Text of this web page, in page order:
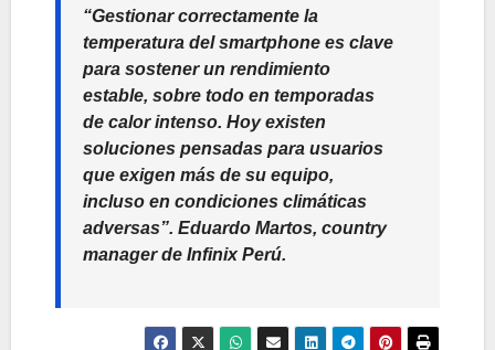
“Gestionar correctamente la
temperatura del smartphone es clave
para sostener un rendimiento
estable, sobre todo en temporadas
de calor intenso. Hoy existen
soluciones pensadas para usuarios
que exigen más de su equipo,
incluso en condiciones climáticas
adversas”. Eduardo Martos, country
manager de Infinix Perú.